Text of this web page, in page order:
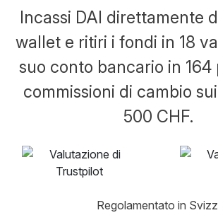
Incassi DAI direttamente
wallet e ritiri i fondi in 18
suo conto bancario in 164
commissioni di cambio
500 CHF.
Regolamentato in